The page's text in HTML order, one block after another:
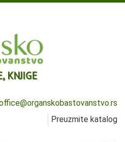
KNJIGE
Preuzmite katalog